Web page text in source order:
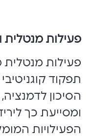
פעילות
פעילות
תפקוד
הסיכון
ומסייעת כך
הפעילויות